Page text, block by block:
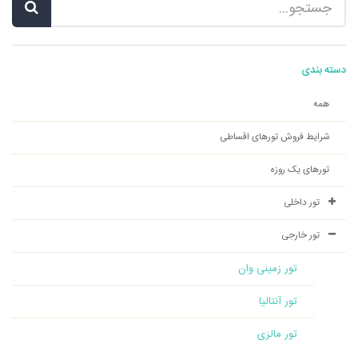
دسته بندی
همه
شرایط فروش تورهای اقساطی
تورهای یک روزه
تور داخلی
تور خارجی
تور زمینی وان
تور آنتالیا
تور مالزی